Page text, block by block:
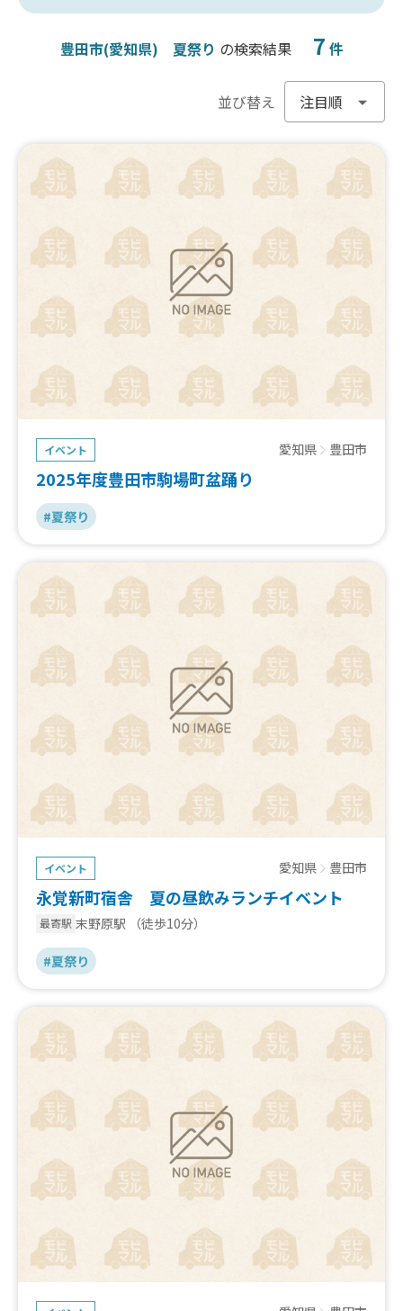
豊田市(愛知県) 夏祭り の検索結果 7 件
並び替え
イベント 愛知県 豊田市
2025年度豊田市駒場町盆踊り
#夏祭り
イベント 愛知県 豊田市
永覚新町宿舎 夏の昼飲みランチイベント
最寄駅 末野原駅 （徒歩10分）
#夏祭り